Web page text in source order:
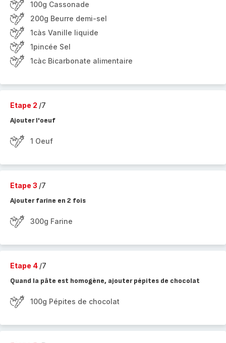
100g Cassonade
200g Beurre demi-sel
1càs Vanille liquide
1pincée Sel
1càc Bicarbonate alimentaire
Etape 2 /7
Ajouter l'oeuf
1 Oeuf
Etape 3 /7
Ajouter farine en 2 fois
300g Farine
Etape 4 /7
Quand la pâte est homogène, ajouter pépites de chocolat
100g Pépites de chocolat